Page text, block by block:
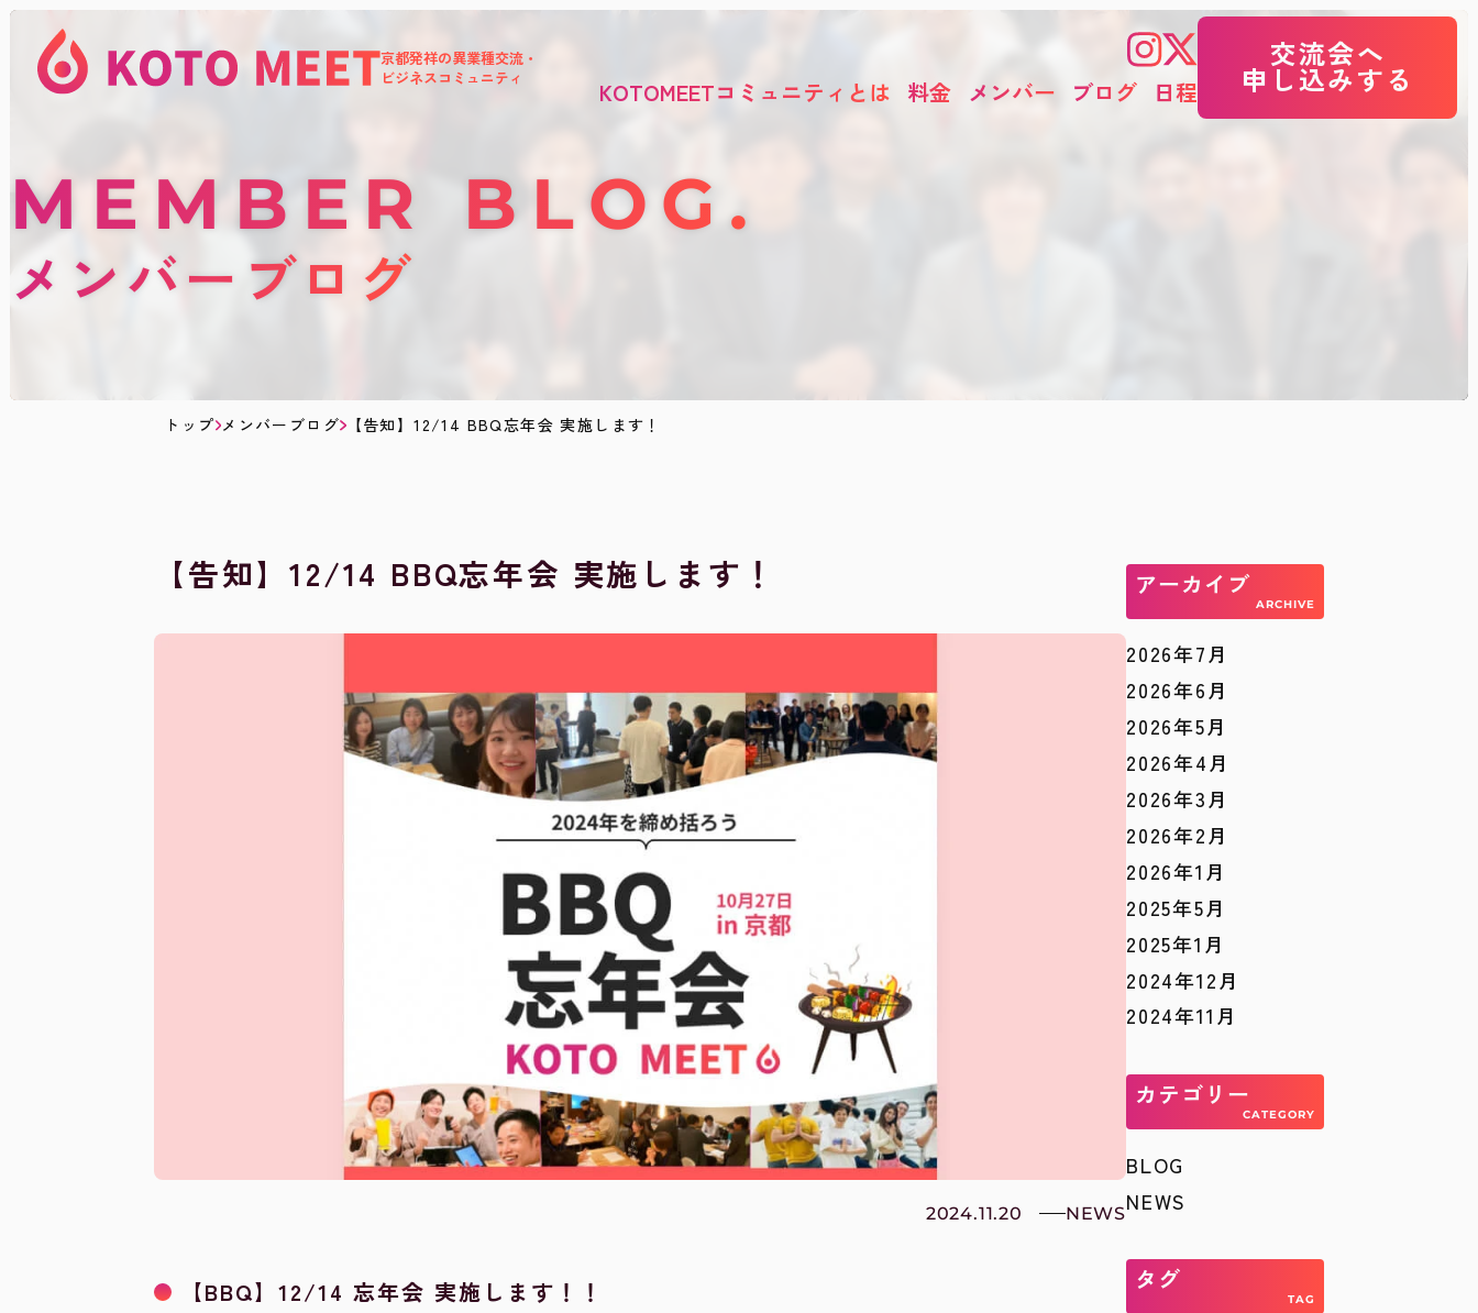
KOTOMEET
コ
京都発祥の異業種交流・
ビジネスコミュニティ
KOTOMEETコミュニティとは 料金 メンバー ブログ 日程
交流会へ
申し込みする
MEMBER BLOG
メンバーブログ
トップ メンバーブログ 【告知】12/14 BBQ忘年会 実施します！
【告知】12/14 BBQ忘年会 実施します！
2024.11.20 NEWS
【BBQ】12/14 忘年会 実施します！！
アーカイブ
ARCHIVE
2026年7月
2026年6月
2026年5月
2026年4月
2026年3月
2026年2月
2026年1月
2025年5月
2025年1月
2024年12月
2024年11月
カテゴリー
CATEGORY
BLOG
NEWS
タグ
TAG